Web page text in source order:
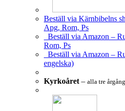
Beställ via Kärnbibelns
Apg, Rom, Ps
Beställ via Amazon –
Rom, Ps
Beställ via Amazon –
engelska)
Kyrkoåret – alla tre